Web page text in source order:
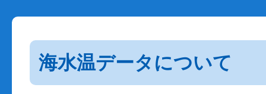
海水温データについて